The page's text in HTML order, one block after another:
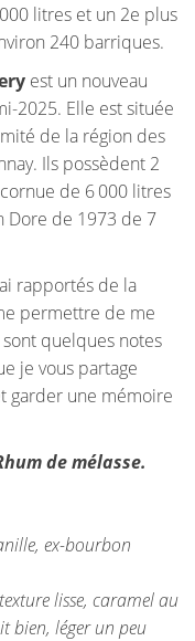
litres et un 2e plus
240 barriques.
est un nouveau
2025. Elle est située
de la région des
Ils possèdent 2
de 6 000 litres
Dore de 1973 de 7
rapportés de la
permettre de me
quelques notes
je vous partage
garder une mémoire
de mélasse.
ex-bourbon
lisse, caramel au
bien, léger un peu